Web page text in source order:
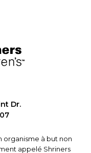
Dr.
organisme à but non
appelé Shriners